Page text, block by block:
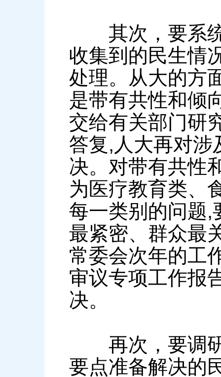
其次，要系统
收集到的民生情
处理。从大的方
是带有共性和倾
交给有关部门研
答复,人大再对涉
决。对带有共性
为医疗教育类、
每一类别的问题,
最紧密、群众最
常委会次年的工
审议专项工作报
决。
再次，要调研
要点准备解决的